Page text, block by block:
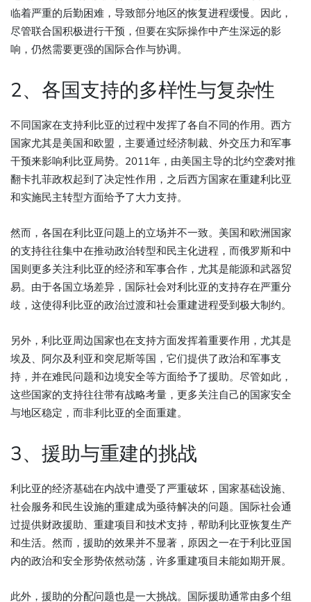
临着严重的后勤困难，导致部分地区的恢复进程缓慢。因此，
尽管联合国积极进行干预，但要在实际操作中产生深远的影
响，仍然需要更强的国际合作与协调。
2、各国支持的多样性与复杂性
不同国家在支持利比亚的过程中发挥了各自不同的作用。西方
国家尤其是美国和欧盟，主要通过经济制裁、外交压力和军事
干预来影响利比亚局势。2011年，由美国主导的北约空袭对推
翻卡扎菲政权起到了决定性作用，之后西方国家在重建利比亚
和实施民主转型方面给予了大力支持。
然而，各国在利比亚问题上的立场并不一致。美国和欧洲国家
的支持往往集中在推动政治转型和民主化进程，而俄罗斯和中
国则更多关注利比亚的经济和军事合作，尤其是能源和武器贸
易。由于各国立场差异，国际社会对利比亚的支持存在严重分
歧，这使得利比亚的政治过渡和社会重建进程受到极大制约。
另外，利比亚周边国家也在支持方面发挥着重要作用，尤其是
埃及、阿尔及利亚和突尼斯等国，它们提供了政治和军事支
持，并在难民问题和边境安全等方面给予了援助。尽管如此，
这些国家的支持往往带有战略考量，更多关注自己的国家安全
与地区稳定，而非利比亚的全面重建。
3、援助与重建的挑战
利比亚的经济基础在内战中遭受了严重破坏，国家基础设施、
社会服务和民生设施的重建成为亟待解决的问题。国际社会通
过提供财政援助、重建项目和技术支持，帮助利比亚恢复生产
和生活。然而，援助的效果并不显著，原因之一在于利比亚国
内的政治和安全形势依然动荡，许多重建项目未能如期开展。
此外，援助的分配问题也是一大挑战。国际援助通常由多个组